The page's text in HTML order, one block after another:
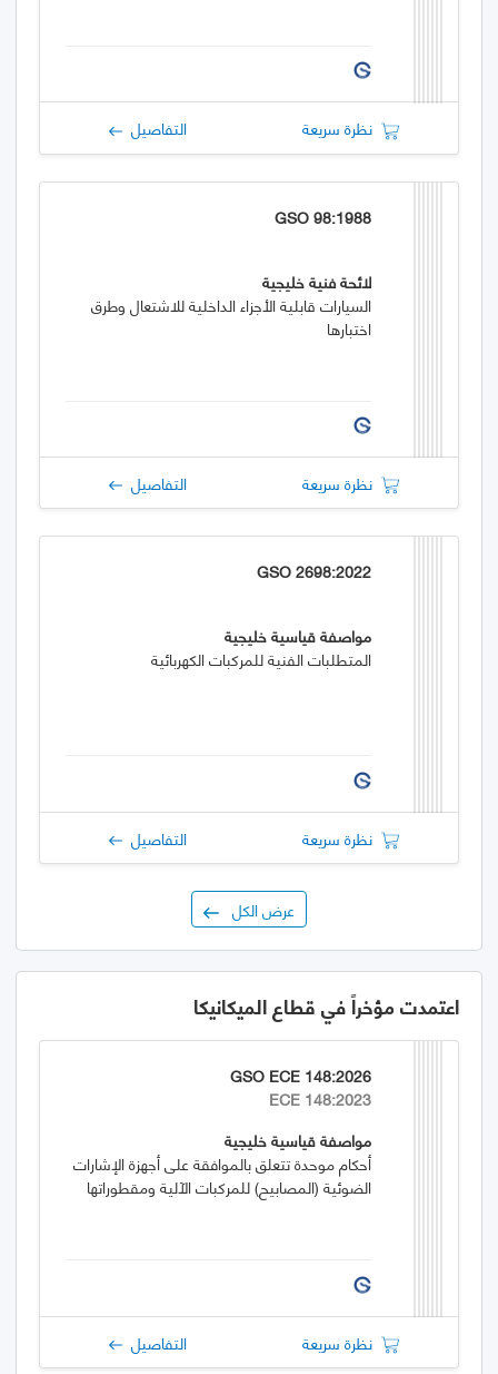
نظرة سريعة التفاصيل
GSO 98:1988
لائحة فنية خليجية
السيارات قابلية الأجزاء الداخلية للاشتعال وطرق
اختبارها
نظرة سريعة التفاصيل
GSO 2698:2022
مواصفة قياسية خليجية
المتطلبات الفنية للمركبات الكهربائية
نظرة سريعة التفاصيل
عرض الكل
اعتمدت مؤخراً في قطاع الميكانيكا
GSO ECE 148:2026
ECE 148:2023
مواصفة قياسية خليجية
أحكام موحدة تتعلق بالموافقة على أجهزة الإشارات
الضوئية (المصابيح) للمركبات الآلية ومقطوراتها
نظرة سريعة التفاصيل